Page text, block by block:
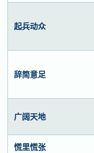
起兵动众
辞简意足
广阔天地
慌里慌张